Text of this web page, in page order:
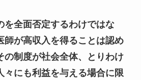
を全面否定するわけではな
師が高収入を得ることは認め
の制度が社会全体、とりわけ
々にも利益を与える場合に限